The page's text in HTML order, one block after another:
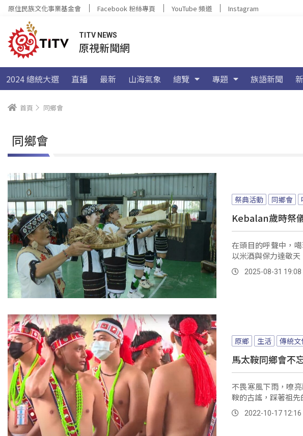
原住民族文化事業基金會 Facebook 粉絲專頁 YouTube 頻道 Instagram
TITV NEWS
原視新聞網
2024 總統大選 直播 最新 山海氣象 總覽 專題 族語新聞
首頁 同鄉會
同鄉會
祭典活動 同鄉會
Kebalan歲時祭
在頭目的呼聲中，
以米酒與保力達敬
2025-08-31 19:08
原鄉 生活 傳統文
馬太鞍同鄉會不
不畏寒風下雨，嘹
鞍的古謠，踩著祖先
2022-10-17 12:16